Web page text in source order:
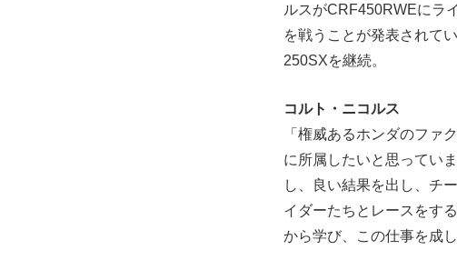
ルスがCRF450RWEにラ
を戦うことが発表されて
250SXを継続。
コルト・ニコルス
「権威あるホンダのファ
に所属したいと思ってい
し、良い結果を出し、チ
イダーたちとレースをす
から学び、この仕事を成